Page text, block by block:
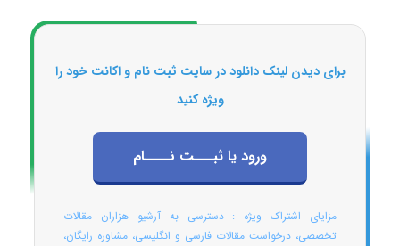
برای دیدن لینک دانلود در سایت ثبت نام و اکانت خود را
ویژه کنید
ورود یا ثبـــت نــــام
مزایای اشتراک ویژه : دسترسی به آرشیو هزاران مقالات
تخصصی، درخواست مقالات فارسی و انگلیسی، مشاوره رایگان،